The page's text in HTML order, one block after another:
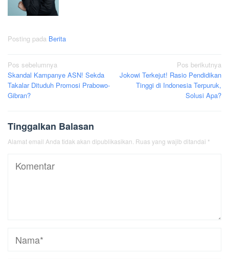
Posting pada Berita
Navigasi
pos
Pos sebelumnya
Skandal Kampanye ASN! Sekda
Takalar Dituduh Promosi Prabowo-
Gibran?
Pos berikutnya
Jokowi Terkejut! Rasio Pendidikan
Tinggi di Indonesia Terpuruk,
Solusi Apa?
Tinggalkan Balasan
Alamat email Anda tidak akan dipublikasikan. Ruas yang wajib ditandai *